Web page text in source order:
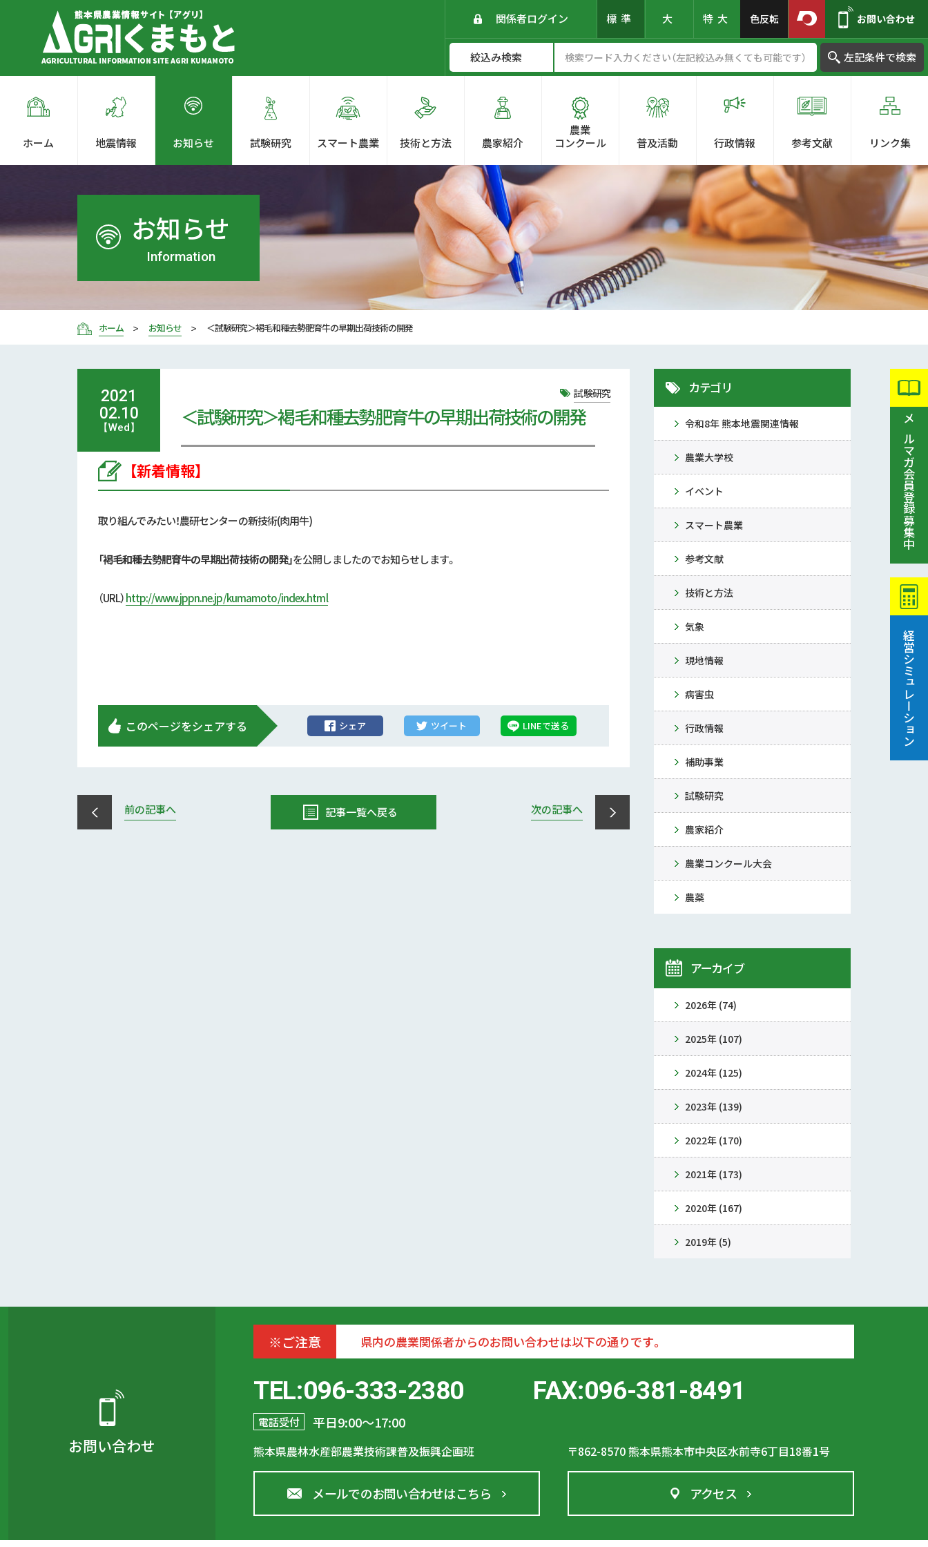
関係者ログイン 標準 大 特大 色反転 お問い合わせ
左記条件で検索
ホーム 地震情報 お知らせ 試験研究 スマート農業 技術と方法 農家紹介
農業
コンクール
普及活動 行政情報 参考文献 リンク集
お知らせ
Information
ホーム お知らせ ＜試験研究＞褐毛和種去勢肥育牛の早期出荷技術の開発
メルマガ会員登録募集中
経営シミュレーション
2021
02.10
【Wed】 ＜試験研究＞褐毛和種去勢肥育牛の早期出荷技術の開発
【新着情報】
取り組んでみたい！農研センターの新技術(肉用牛)
「褐毛和種去勢肥育牛の早期出荷技術の開発」を公開しましたのでお知らせします。
（URL）http://www.jppn.ne.jp/kumamoto/index.html
このページをシェアする シェア ツイート LINEで送る
試験研究
前の記事へ 次の記事へ
記事一覧へ戻る
カテゴリ
令和8年 熊本地震関連情報
農業大学校
イベント
スマート農業
参考文献
技術と方法
気象
現地情報
病害虫
行政情報
補助事業
試験研究
農家紹介
農業コンクール大会
農薬
アーカイブ
2026年 (74)
2025年 (107)
2024年 (125)
2023年 (139)
2022年 (170)
2021年 (173)
2020年 (167)
2019年 (5)
お問い合わせ
※ご注意 県内の農業関係者からのお問い合わせは以下の通りです。
TEL:096-333-2380
電話受付 平日9:00〜17:00
FAX:096-381-8491
熊本県農林水産部農業技術課普及振興企画班 〒862-8570熊本県熊本市中央区水前寺6丁目18番1号
メールでのお問い合わせはこちら アクセス